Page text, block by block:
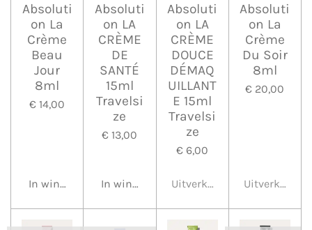
Absoluti
on La
Crème
Beau
Jour
8ml
€ 14,00
In winkelwagen
Absoluti
on LA
CRÈME
DE
SANTÉ
15ml
Travelsi
ze
€ 13,00
In winkelwagen
Absoluti
on LA
CRÈME
DOUCE
DÉMAQ
UILLANT
E 15ml
Travelsi
ze
€ 6,00
Uitverkocht
Absoluti
on La
Crème
Du Soir
8ml
€ 20,00
Uitverkocht